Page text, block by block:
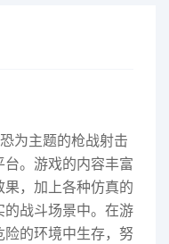
为主题的枪战射击
。游戏的内容丰富
，加上各种仿真的
战斗场景中。在游
的环境中生存，努